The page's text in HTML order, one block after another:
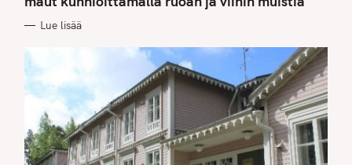
O
I
Lue lisää